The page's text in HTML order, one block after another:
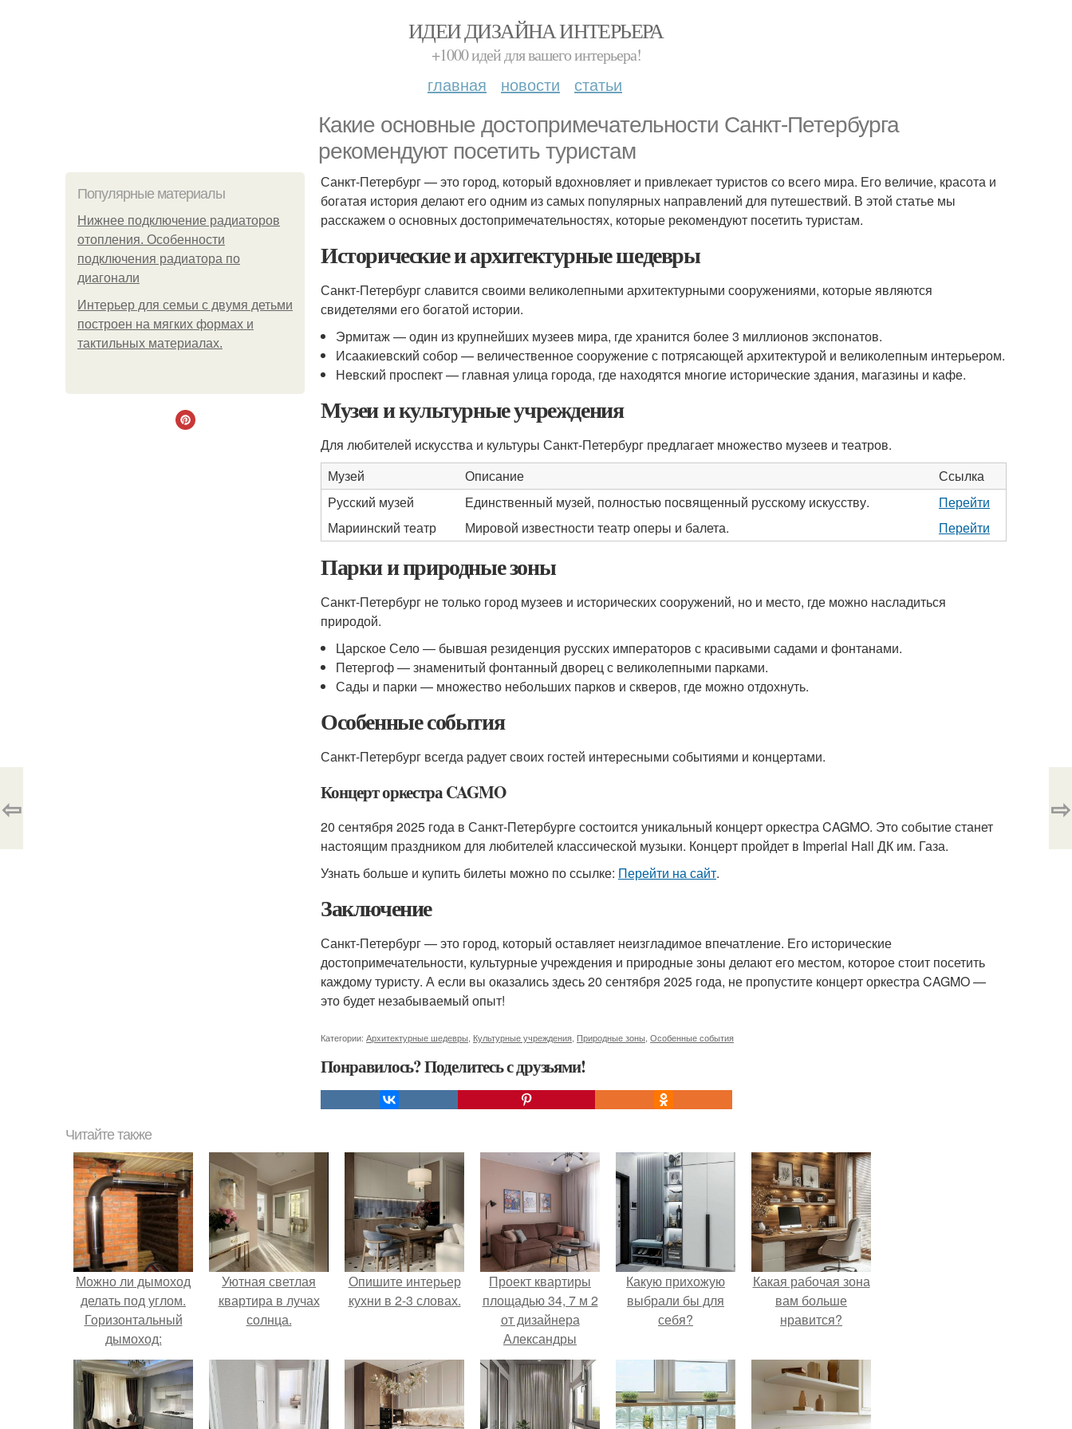
ИДЕИ ДИЗАЙНА ИНТЕРЬЕРА
+1000 идей для вашего интерьера!
главная новости статьи
Какие основные достопримечательности Санкт-Петербурга
рекомендуют посетить туристам
Популярные материалы
Нижнее подключение радиаторов
отопления. Особенности
подключения радиатора по
диагонали
Интерьер для семьи с двумя детьми
построен на мягких формах и
тактильных материалах.
Санкт-Петербург — это город, который вдохновляет и привлекает туристов со всего мира. Его величие, красота и
богатая история делают его одним из самых популярных направлений для путешествий. В этой статье мы
расскажем о основных достопримечательностях, которые рекомендуют посетить туристам.
Исторические и архитектурные шедевры
Санкт-Петербург славится своими великолепными архитектурными сооружениями, которые являются
свидетелями его богатой истории.
Эрмитаж — один из крупнейших музеев мира, где хранится более 3 миллионов экспонатов.
Исаакиевский собор — величественное сооружение с потрясающей архитектурой и великолепным интерьером.
Невский проспект — главная улица города, где находятся многие исторические здания, магазины и кафе.
Музеи и культурные учреждения
Для любителей искусства и культуры Санкт-Петербург предлагает множество музеев и театров.
Музей
Описание
Ссылка
Русский музей
Единственный музей, полностью посвященный русскому искусству.
Перейти
Мариинский театр
Мировой известности театр оперы и балета. Перейти
Парки и природные зоны
Санкт-Петербург не только город музеев и исторических сооружений, но и место, где можно насладиться
природой.
Царское Село — бывшая резиденция русских императоров с красивыми садами и фонтанами.
Петергоф — знаменитый фонтанный дворец с великолепными парками.
Сады и парки — множество небольших парков и скверов, где можно отдохнуть.
Особенные события
Санкт-Петербург всегда радует своих гостей интересными событиями и концертами.
Концерт оркестра CAGMO
20 сентября 2025 года в Санкт-Петербурге состоится уникальный концерт оркестра CAGMO. Это событие станет
настоящим праздником для любителей классической музыки. Концерт пройдет в Imperial Hall ДК им. Газа.
Узнать больше и купить билеты можно по ссылке: Перейти на сайт.
Заключение
Санкт-Петербург — это город, который оставляет неизгладимое впечатление. Его исторические
достопримечательности, культурные учреждения и природные зоны делают его местом, которое стоит посетить
каждому туристу. А если вы оказались здесь 20 сентября 2025 года, не пропустите концерт оркестра CAGMO —
это будет незабываемый опыт!
Категории: Архитектурные шедевры Культурные учреждения Природные зоны Особенные события
Понравилось? Поделитесь с друзьями!
⇦ ⇨
Читайте также
Можно ли дымоход
делать под углом.
Горизонтальный
дымоход:
устройство,
требования, расчет
Уютная светлая
квартира в лучах
солнца.
Опишите интерьер
кухни в 2-3 словах.
Проект квартиры
площадью 34, 7 м 2
от дизайнера
Александры
качуриной.
Какую прихожую
выбрали бы для
себя?
Какая рабочая зона
вам больше
нравится?